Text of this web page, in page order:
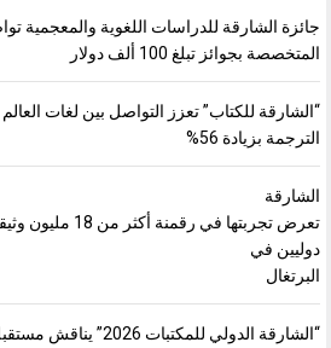
جائزة الشارقة للدراسات اللغوية والمعجمية
المتخصصة بجوائز تبلغ 100 ألف دولار
الترجمة بزيادة 56%
الشارقة
تعرض تجربتها في
دوليين في
البرتغال
“الشارقة الدولي